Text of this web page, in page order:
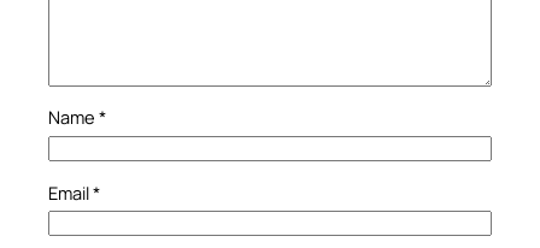
Name *
Email*